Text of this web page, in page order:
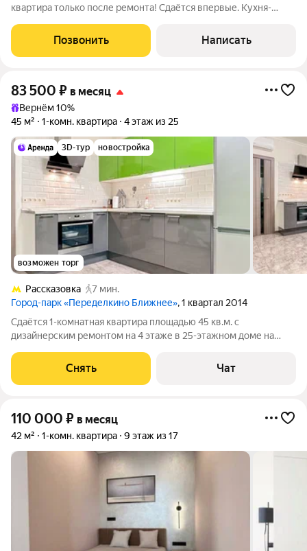
квартира только после ремонта! Сдаётся впервые. Кухня-
укомплектована всей необходимой мебелью и техникой для
комфортного проживания. Закрытая
Позвонить Написать
83 500 ₽ в месяц
Вернём 10%
45 м²
1-комн. квартира 4 этаж из 25
3D-тур новостройка
возможен торг
Рассказовка
7 мин.
Город-парк «Переделкино Ближнее», 1 квартал 2014
Сдаётся 1-комнатная квартира площадью 45 кв.м. с
дизайнерским ремонтом на 4 этаже в 25-этажном доме на
Дом - монолитный, окна
Снять Чат
110 000 ₽ в месяц
42 м² 1-комн. квартира 9 этаж из 17